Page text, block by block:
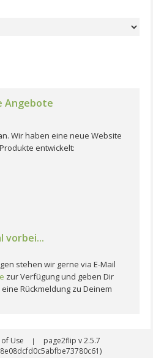
Angebote
Wir haben eine neue Website
entwickelt:
vorbei...
stehen wir gerne via E-Mail
zur Verfügung und geben Dir
Rückmeldung zu Deinem
Use |
page2flip v 2.5.7